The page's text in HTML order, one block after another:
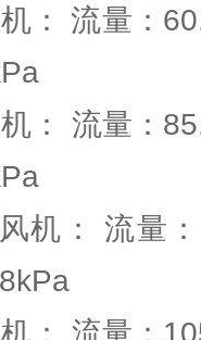
机： 流量
机： 流量：
机： 流量
： 流量：